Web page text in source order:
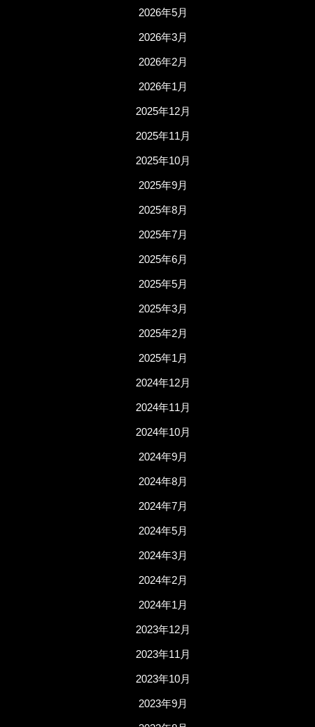
2026年5月
2026年3月
2026年2月
2026年1月
2025年12月
2025年11月
2025年10月
2025年9月
2025年8月
2025年7月
2025年6月
2025年5月
2025年3月
2025年2月
2025年1月
2024年12月
2024年11月
2024年10月
2024年9月
2024年8月
2024年7月
2024年5月
2024年3月
2024年2月
2024年1月
2023年12月
2023年11月
2023年10月
2023年9月